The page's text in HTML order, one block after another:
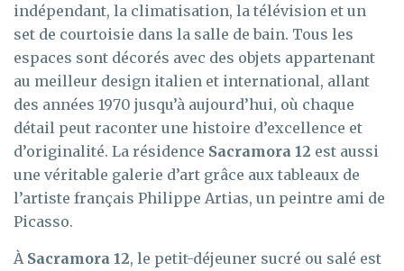
indépendant, la climatisation, la télévision et un
set de courtoisie dans la salle de bain. Tous les
espaces sont décorés avec des objets appartenant
au meilleur design italien et international, allant
des années 1970 jusqu’à aujourd’hui, où chaque
détail peut raconter une histoire d’excellence et
d’originalité. La résidence Sacramora 12 est aussi
une véritable galerie d’art grâce aux tableaux de
l’artiste français Philippe Artias, un peintre ami de
Picasso.
À Sacramora 12, le petit-déjeuner sucré ou salé est